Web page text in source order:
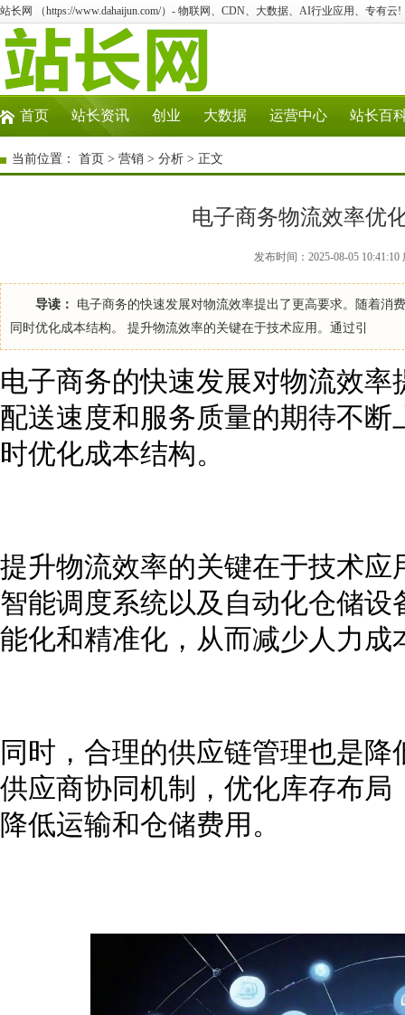
站长网 （https://www.dahaijun.com/）- 物联网、CDN、大数据、AI行业应用、专有云!
首页 站长资讯 创业 大数据 运营中心 站长百
当前位置： 首页 > 营销 > 分析 > 正文
电子商务物流效率优
发布时间：2025-08-05
导读：
电子商务的快速发展对物流效率提出了更高要求。随着消
同时优化成本结构。 提升物流效率的关键在于技术应用。通过引
电子商务的快速发展对物流效
配送速度和服务质量的期待不
时优化成本结构。
提升物流效率的关键在于技术
智能调度系统以及自动化仓储
能化和精准化，从而减少人力成
同时，合理的供应链管理也是
供应商协同机制，优化库存布
降低运输和仓储费用。